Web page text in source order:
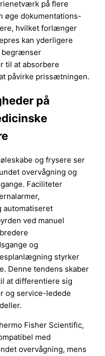
på flere
øge dokumentations-
hvilket forlænger
kan yderligere
begrænser
til at absorbere
påvirke prissætningen.
på
og frysere ser
overvågning og
Faciliteter
automatiseret
ved manuel
og
styrker
Denne tendens skaber
at differentiere sig
og service-ledede
Fisher Scientific,
med
overvågning, mens